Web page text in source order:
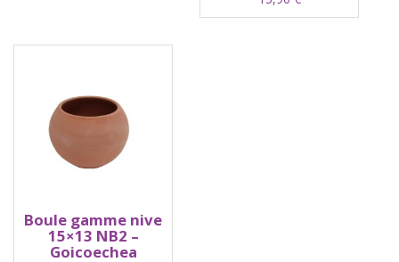
Boule gamme nive
15×13 NB2 –
Goicoechea